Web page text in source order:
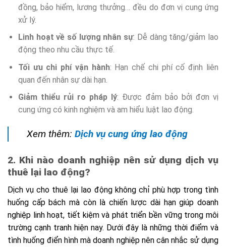
đồng, bảo hiểm, lương thưởng… đều do đơn vị cung ứng
xử lý.
Linh hoạt về số lượng nhân sự: Dễ dàng tăng/giảm lao
động theo nhu cầu thực tế.
Tối ưu chi phí vận hành: Hạn chế chi phí cố định liên
quan đến nhân sự dài hạn.
Giảm thiểu rủi ro pháp lý: Được đảm bảo bởi đơn vị
cung ứng có kinh nghiệm và am hiểu luật lao động.
Xem thêm: Dịch vụ cung ứng lao động
2. Khi nào doanh nghiệp nên sử dụng dịch vụ
thuê lại lao động?
Dịch vụ cho thuê lại lao động không chỉ phù hợp trong tình
huống cấp bách mà còn là chiến lược dài hạn giúp doanh
nghiệp linh hoạt, tiết kiệm và phát triển bền vững trong môi
trường cạnh tranh hiện nay. Dưới đây là những thời điểm và
tình huống điển hình mà doanh nghiệp nên cân nhắc sử dụng